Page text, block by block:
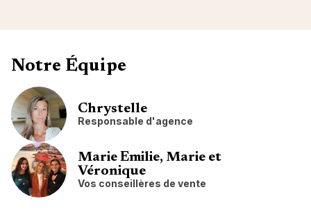
Notre Équipe
Chrystelle
Responsable d'agence
Marie Emilie, Marie et
Véronique
Vos conseillères de vente